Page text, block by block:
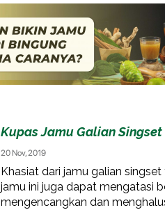
Kupas Jamu Galian Singset
20 Nov, 2019
Khasiat dari jamu galian
jamu ini juga dapat mengatasi
mengencangkan dan